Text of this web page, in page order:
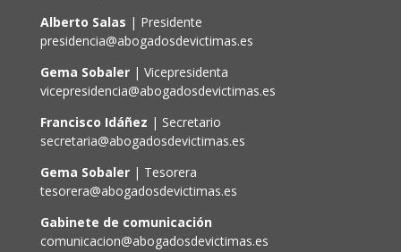
Alberto Salas | Presidente
presidencia@abogadosdevictimas.es
Gema Sobaler | Vicepresidenta
vicepresidencia@abogadosdevictimas.es
Francisco Idáñez | Secretario
secretaria@abogadosdevictimas.es
Gema Sobaler| Tesorera
tesorera@abogadosdevictimas.es
Gabinete de comunicación
comunicacion@abogadosdevictimas.es